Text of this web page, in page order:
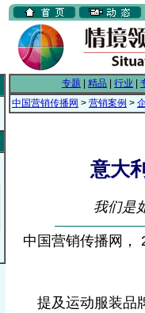
专题 精品 行业
中国营销传播网 > 营销案例 >
意大
我们是
中国营销传播网，
提及运动服装品牌